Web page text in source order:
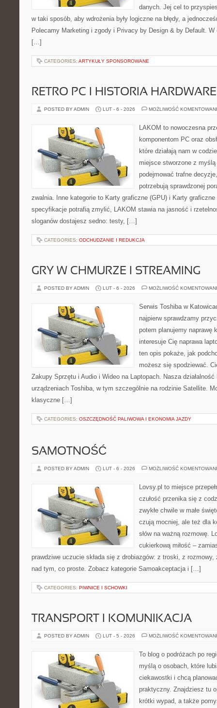
danych. Jej cel to
w taki sposób, aby wdrożenia były logiczne na błędy, a
Polecamy Marketing i zgody i Privacy by Design & by Default.
[…]
CATEGORIES: ARTYKUŁY SPONSOROWANE
RETRO PC I HISTORIA
POSTED BY ADMIN LUT - 6 - 2026 MOŻLIWOŚĆ
LAKOM to nowoczesna
komponentom PC oraz
które działają nam w
miejsce stworzone z
podejmować trafne
potrzebują sprawdzonej
zwalnia. Inne kategorie to Karty graficzne (GPU) i Karty
specyfikacje potrafią zmylić, LAKOM stawia na jasność i
sloganów dostajesz sedno: testy, […]
CATEGORIES: ODCHUDZANIE I REDUKCJA
GRY W CHMURZE I STREAMING
POSTED BY ADMIN LUT - 6 - 2026 MOŻLIWOŚĆ
Serwis Toshiba w
najpierw sprawdzamy
potem planujemy naprawę
interesuje Cię naprawa
ten opis pokaże, jak
możesz się spodziewać.
Zakupy Sprzętu i Audio i Wideo na Laptopach. Nasza
urządzeniach Toshiba, w tym szczególnie na rodzinie Satellite.
klasyczne […]
CATEGORIES: OSZCZĘDNOŚĆ PALIWOWA I EKONOMIA JAZDY
SAMOTNOŚĆ
POSTED BY ADMIN LUT - 6 - 2026 MOŻLIWOŚĆ
Lovsy.pl to miejsce
czułość przenika się z
zwykłe chwile w małe
czują mocniej, ale też dla
słów na ważną rozmowę.
cukierkową miłość –
prawdziwe uczucie składa się z drobiazgów: z troski, z
nad tym, co proste. Zobacz kategorie Samoakceptacja i […]
CATEGORIES: PIWNICE I SCHOWKI
TRANSPORT I KOMUNIKACJA
POSTED BY ADMIN LUT - 5 - 2026 MOŻLIWOŚĆ
To blog o podróżach po
myślą o osobach, które
ciekawostki i chcą
praktyczny. Znajdziesz tu
krótki wypad, a także